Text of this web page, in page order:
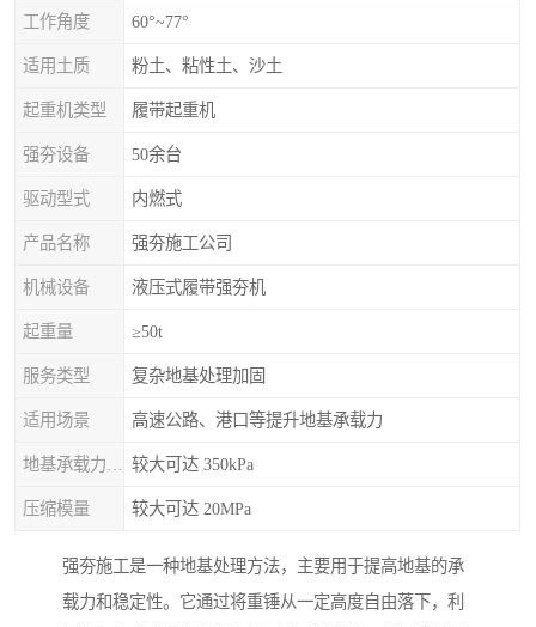
工作角度 60°~77°
适用土质 粉土、粘性土、沙土
起重机类型 履带起重机
强夯设备 50余台
驱动型式 内燃式
产品名称 强夯施工公司
机械设备 液压式履带强夯机
起重量 ≥50t
服务类型 复杂地基处理加固
适用场景 高速公路、港口等提升地基承载力
较大可达 350kPa
压缩模量 较大可达 20MPa
强夯施工是一种地基处理方法，主要用于提高地基的承
载力和稳定性。它通过将重锤从一定高度自由落下，利